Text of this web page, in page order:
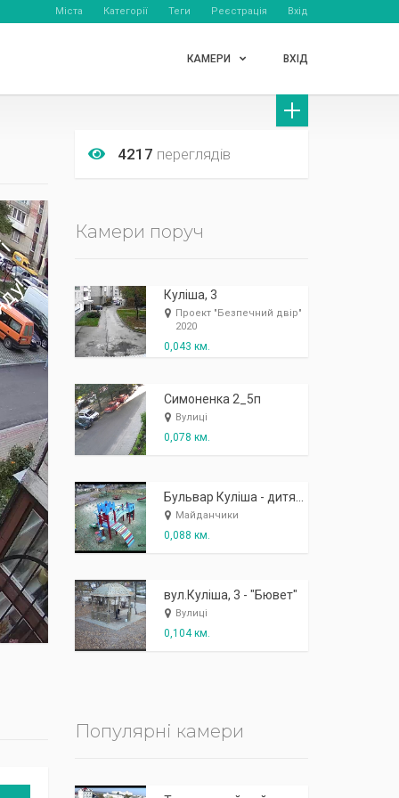
Міста Категорії Теги Реєстрація Вхід
КАМЕРИ ВХІД
4217 переглядів
Камери поруч
Куліша, 3
Проект "Безпечний двір"
2020
0,043 км.
Симоненка 2_5п
Вулиці
0,078 км.
Майданчики
0,088 км.
вул.Куліша, 3 - "Бювет"
Вулиці
0,104 км.
Популярні камери